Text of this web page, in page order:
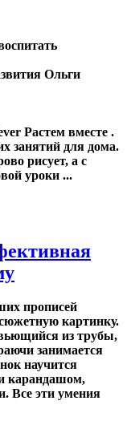
Ольги
Растем вместе .
занятий для дома.
рисует, а с
уроки ...
прописей
картинку.
из трубы,
занимается
научится
карандашом,
Все эти умения